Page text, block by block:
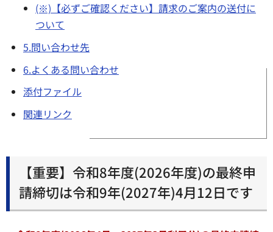
(※)【必ずご確認ください】請求のご案内の送付に
ついて
5.問い合わせ先
6.よくある問い合わせ
添付ファイル
関連リンク
【重要】令和8年度(2026年度)の最終申
請締切は令和9年(2027年)4月12日です